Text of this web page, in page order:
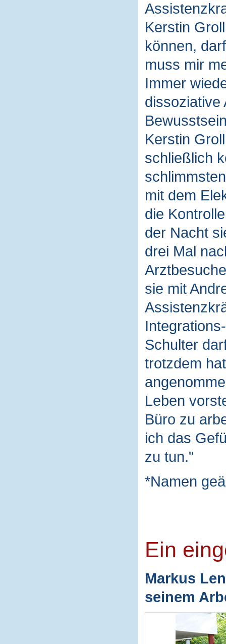
Kerstin
können,
muss mir
Immer
dissoziative
Kerstin
schließlich
mit dem
die
der Nacht
drei Mal
sie mit
Schulter
trotzdem
Leben
Büro zu
ich das
zu tun."
*Namen
Ein
Markus
seinem